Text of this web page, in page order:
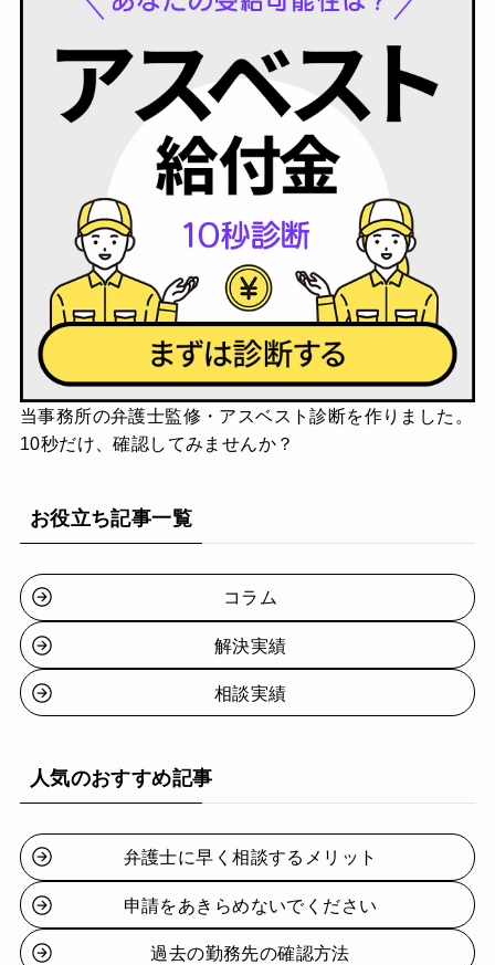
当事務所の弁護士監修・アスベスト診断を作りました。
10秒だけ、確認してみませんか？
お役立ち記事一覧
コラム
解決実績
相談実績
人気のおすすめ記事
弁護士に早く相談するメリット
申請をあきらめないでください
過去の勤務先の確認方法